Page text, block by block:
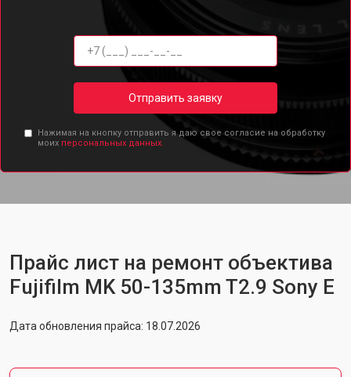
Отправить заявку
Нажимая на кнопку отправить я даю свое согласие на обработку
моих персональных данных.
Прайс лист на ремонт объектива
Fujifilm MK 50-135mm T2.9 Sony E
Дата обновления прайса: 18.07.2026